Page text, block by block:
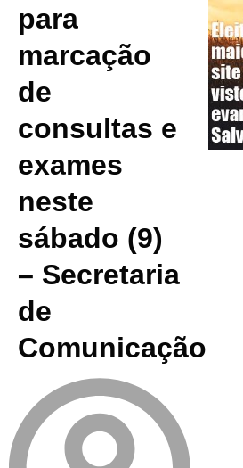
para
marcação
de
consultas e
exames
neste
sábado (9)
– Secretaria
de
Comunicação